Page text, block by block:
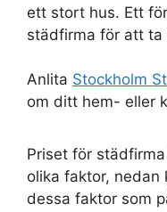
ett stort hus. Ett
städfirma för att ta
Anlita Stockholm
om ditt hem- eller
Priset för
olika faktor, nedan
dessa faktor som